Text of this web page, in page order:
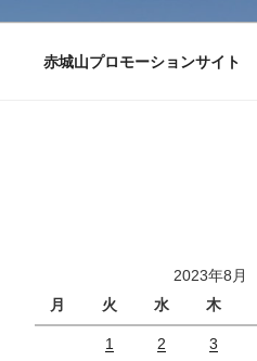
赤城山プロモーションサイト
2023年8月
月
火 水 木
1 2 3